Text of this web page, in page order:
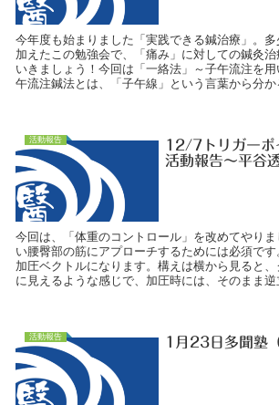
今年度も始まりました「実践できる鍼治療」。
加えたこの勉強会で、「痛み」に対しての鍼灸
いきましょう！今回は「一絡法」～子午流注を
午流注鍼法とは、「子午線」という言葉から分か
活動報告
12/7トリガーポ
活動報告～平谷
今回は、「体重のコントロール」を改めてやりま
い腰臀部の筋にアプローチするためには必須で
加圧ベクトルになります。構えは横から見ると
に見えるような感じで、加圧時には、そのまま逆
活動報告 1月23日多聞塾